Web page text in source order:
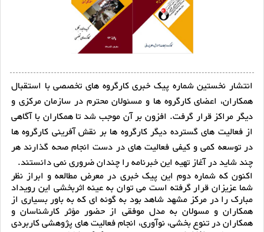
انتشار نخستین شماره پیک خبری کارگروه های تخصصی با استقبال
همکاران، اعضای کارگروه ها و مسئولان محترم در سازمان مرکزی و
دیگر مراکز قرار گرفت. افزون بر آن موجب شد تا همکاران با آگاهی
از فعالیت های گسترده دیگر کارگروه ها بر نقش آفرینی کارگروه ها
در توسعه کمی و کیفی فعالیت های در دست انجام صحه گذارند هر
چند شاید در آغاز تهیه این خبرنامه را چندان ضروری نمی دانستند.
اکنون که شماره دوم این پیک خبری در معرض مطالعه و ابراز نظر
شما عزیزان قرار گرفته است می توان به عینه اثربخشی این رویداد
مبارک را در مرکز مشهد شاهد بود به گونه ای که به باور بسیاری از
همکاران و مسولان به مدل موفقی از حضور مؤثر کارشناسان و
همکاران در تنوع بخشی، نوآوری، انجام فعالیت های پژوهشی کاربردی